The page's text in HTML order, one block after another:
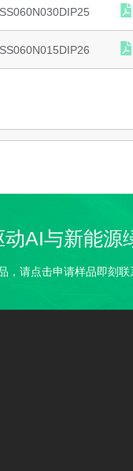
SS060N030DIP25
SS060N015DIP26
动AI与新能源
，请点击申请样品即刻联